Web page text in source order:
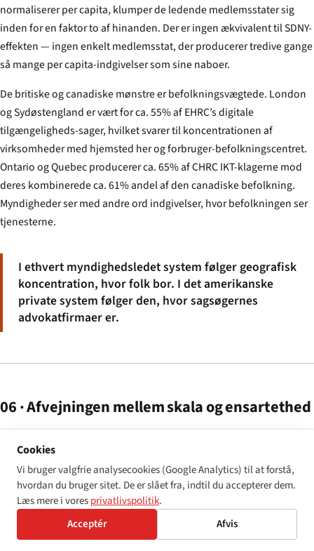
normaliserer per capita, klumper de ledende medlemsstater sig
inden for en faktor to af hinanden. Der er ingen ækvivalent til SDNY-
effekten — ingen enkelt medlemsstat, der producerer tredive gange
så mange per capita-indgivelser som sine naboer.
De britiske og canadiske mønstre er befolkningsvægtede. London
og Sydøstengland er vært for ca. 55% af EHRC’s digitale
tilgængeligheds-sager, hvilket svarer til koncentrationen af
virksomheder med hjemsted her og forbruger-befolkningscentret.
Ontario og Quebec producerer ca. 65% af CHRC IKT-klagerne mod
deres kombinerede ca. 61% andel af den canadiske befolkning.
Myndigheder ser med andre ord indgivelser, hvor befolkningen ser
tjenesterne.
I ethvert myndighedsledet system følger geografisk
koncentration, hvor folk bor. I det amerikanske
private system følger den, hvor sagsøgernes
advokatfirmaer er.
06 · Afvejningen mellem skala og ensartethed
afvejninger. Den første er mellem skala og ensartethed.
Det amerikanske private system når flere sagsøgte på et år, end
noget myndighedsledet system når på fem. En forhandler, der
driver en utilgængelig kasseside i 2024, er langt mere tilbøjelig til at
modtage et kravbrev fra et New York-advokatfirma end en
Cookies
Vi bruger valgfrie analysecookies (Google Analytics) til at forstå,
hvordan du bruger sitet. De er slået fra, indtil du accepterer dem.
Læs mere i voresprivatlivspolitik.
Acceptér
Afvis